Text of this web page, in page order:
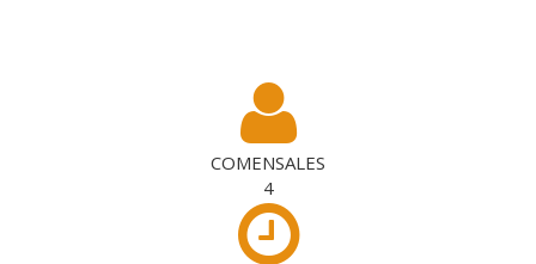
COMENSALES
4